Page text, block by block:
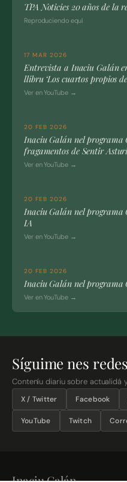
TPA Noticies 20 años de la
Reproduciendo equí
17 MAR 2026
Entrevista a Inaciu Galán
llibru ‘Los cuartos propios
Ver en YouTube →
20 FEB 2026
Inaciu Galán nel programa
fragamentos de Sentir
Ver en YouTube →
20 FEB 2026
Inaciu Galán nel programa
IA
Ver en YouTube →
20 FEB 2026
Inaciu Galán nel programa
Ver en YouTube →
Síguime nes redes
Conteníu diariu sobre actualidá
X / Twitter Facebook
YouTube Twitch